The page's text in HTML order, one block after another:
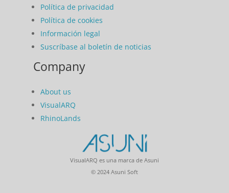
Política de privacidad
Política de cookies
Información legal
Suscríbase al boletín de noticias
Company
About us
VisualARQ
RhinoLands
VisualARQ es una marca de Asuni
© 2024 Asuni Soft